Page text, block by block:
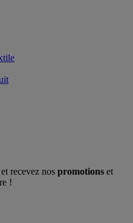
et recevez nos promotions et
!